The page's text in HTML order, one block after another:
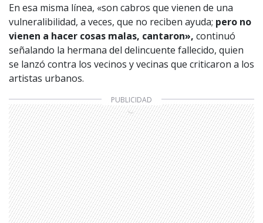
En esa misma línea, «son cabros que vienen de una
vulneralibilidad, a veces, que no reciben ayuda; pero no
vienen a hacer cosas malas, cantaron», continuó
señalando la hermana del delincuente fallecido, quien
se lanzó contra los vecinos y vecinas que criticaron a los
artistas urbanos.